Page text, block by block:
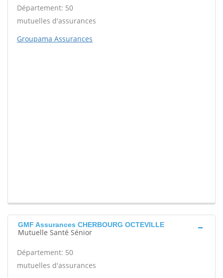
Département: 50
mutuelles d'assurances
Groupama Assurances
GMF Assurances CHERBOURG OCTEVILLE
Mutuelle Santé Sénior
Département: 50
mutuelles d'assurances